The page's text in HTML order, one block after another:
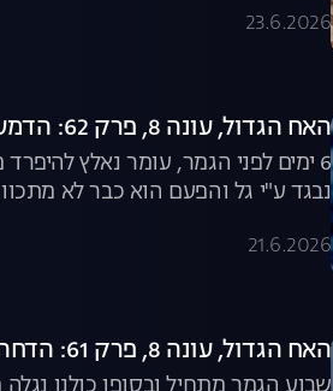
23.6.2026
האח הגדול, עונה 8, פרק 62: הדמעות של עומר
6 ימים לפני הגמר, עומר נאלץ
נבגד ע"י גל והפעם הוא כבר לא
21.6.2026
האח הגדול, עונה 8, פרק 61: הדחה מפחידה